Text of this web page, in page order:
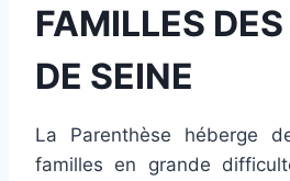
FAMILLES
DE SEINE
La Parenthèse héberge
familles en grande